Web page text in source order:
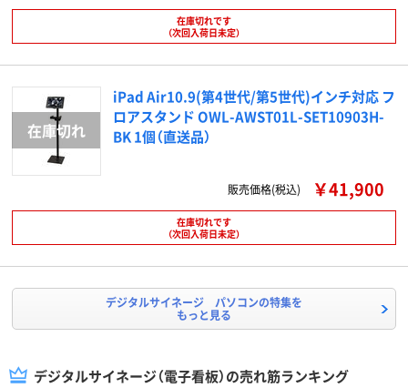
在庫切れです
（次回入荷日未定）
iPad Air10.9(第4世代/第5世代)インチ対応 フ
ロアスタンド OWL-AWST01L-SET10903H-
BK 1個（直送品）
販売価格(税込) ￥41,900
在庫切れです
（次回入荷日未定）
デジタルサイネージ パソコンの特集を
もっと見る
デジタルサイネージ（電子看板）の売れ筋ランキング